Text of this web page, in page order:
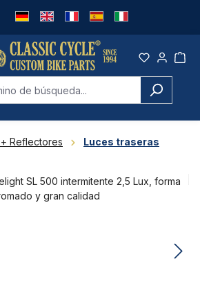
Reflectores Luces traseras